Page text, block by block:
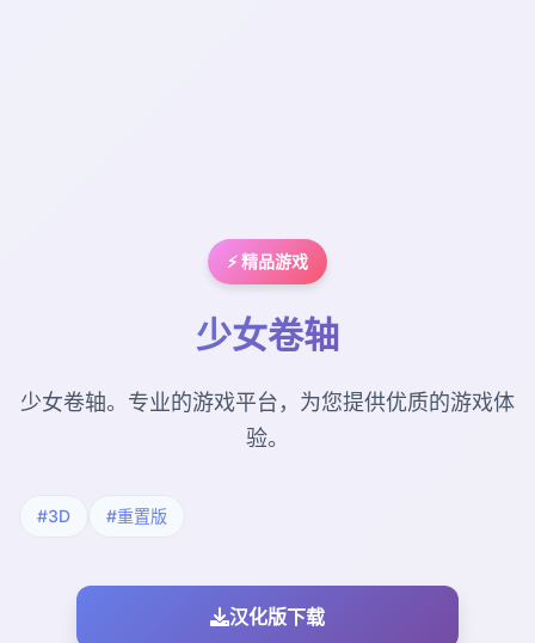
⚡ 精品游戏
少女卷轴
少女卷轴。专业的游戏平台，为您提供优质的游戏体
验。
#3D #重置版
汉化版下载